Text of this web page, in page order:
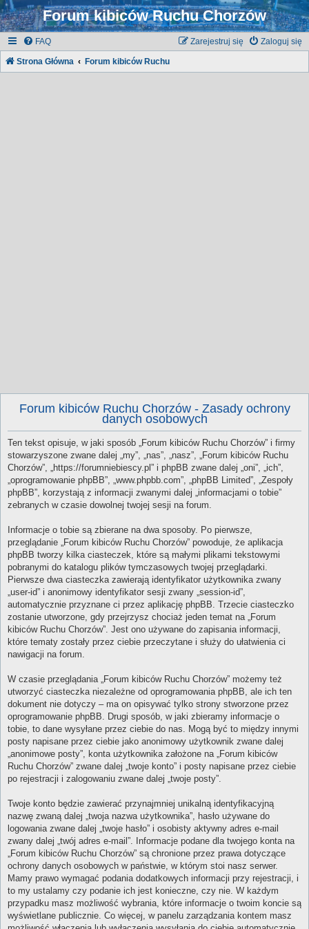
Forum kibiców Ruchu Chorzów
FAQ Zaloguj się
Zarejestruj się
Strona Główna Forum kibiców Ruchu
Forum kibiców Ruchu Chorzów - Zasady ochrony
danych osobowych
Ten tekst opisuje, w jaki sposób „Forum kibiców Ruchu Chorzów” i firmy
stowarzyszone zwane dalej „my”, „nas”, „nasz”, „Forum kibiców Ruchu
Chorzów”, „https://forumniebiescy.pl” i phpBB zwane dalej „oni”, „ich”,
„oprogramowanie phpBB”, „www.phpbb.com”, „phpBB Limited”, „Zespoły
phpBB”, korzystają z informacji zwanymi dalej „informacjami o tobie”
zebranych w czasie dowolnej twojej sesji na forum.
Informacje o tobie są zbierane na dwa sposoby. Po pierwsze,
przeglądanie „Forum kibiców Ruchu Chorzów” powoduje, że aplikacja
phpBB tworzy kilka ciasteczek, które są małymi plikami tekstowymi
pobranymi do katalogu plików tymczasowych twojej przeglądarki.
Pierwsze dwa ciasteczka zawierają identyfikator użytkownika zwany
„user-id” i anonimowy identyfikator sesji zwany „session-id”,
automatycznie przyznane ci przez aplikację phpBB. Trzecie ciasteczko
zostanie utworzone, gdy przejrzysz chociaż jeden temat na „Forum
kibiców Ruchu Chorzów”. Jest ono używane do zapisania informacji,
które tematy zostały przez ciebie przeczytane i służy do ułatwienia ci
nawigacji na forum.
W czasie przeglądania „Forum kibiców Ruchu Chorzów” możemy też
utworzyć ciasteczka niezależne od oprogramowania phpBB, ale ich ten
dokument nie dotyczy – ma on opisywać tylko strony stworzone przez
oprogramowanie phpBB. Drugi sposób, w jaki zbieramy informacje o
tobie, to dane wysyłane przez ciebie do nas. Mogą być to między innymi
posty napisane przez ciebie jako anonimowy użytkownik zwane dalej
„anonimowe posty”, konta użytkownika założone na „Forum kibiców
Ruchu Chorzów” zwane dalej „twoje konto” i posty napisane przez ciebie
po rejestracji i zalogowaniu zwane dalej „twoje posty”.
Twoje konto będzie zawierać przynajmniej unikalną identyfikacyjną
nazwę zwaną dalej „twoja nazwa użytkownika”, hasło używane do
logowania zwane dalej „twoje hasło” i osobisty aktywny adres e-mail
zwany dalej „twój adres e-mail”. Informacje podane dla twojego konta na
„Forum kibiców Ruchu Chorzów” są chronione przez prawa dotyczące
ochrony danych osobowych w państwie, w którym stoi nasz serwer.
Mamy prawo wymagać podania dodatkowych informacji przy rejestracji, i
to my ustalamy czy podanie ich jest konieczne, czy nie. W każdym
przypadku masz możliwość wybrania, które informacje o twoim koncie są
wyświetlane publicznie. Co więcej, w panelu zarządzania kontem masz